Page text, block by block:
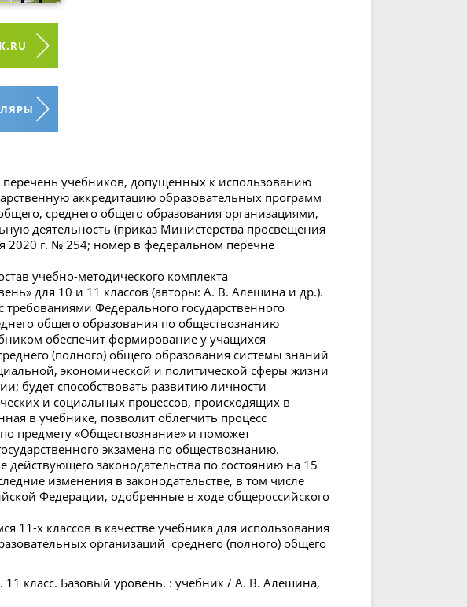
учебников, допущенных к использованию
аккредитацию образовательных программ
среднего общего образования организациями,
деятельность (приказ Министерства просвещения
2020 г. № 254; номер в федеральном перечне
учебно-методического комплекта
для 10 и 11 классов (авторы: А. В. Алешина и др.).
требованиями Федерального государственного
общего образования по обществознанию
обеспечит формирование у учащихся
(полного) общего образования системы знаний
экономической и политической сферы жизни
будет способствовать развитию личности
и социальных процессов, происходящих в
в учебнике, позволит облегчить процесс
предмету «Обществознание» и поможет
экзамена по обществознанию.
действующего законодательства по состоянию на 15
изменения в законодательстве, в том числе
Федерации, одобренные в ходе общероссийского
11-х классов в качестве учебника для использования
организаций среднего (полного) общего
класс. Базовый уровень. : учебник / А. В. Алешина,